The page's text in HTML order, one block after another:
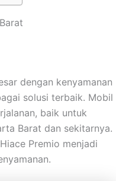
dengan kenyamanan
solusi terbaik. Mobil
baik untuk
Barat dan sekitarnya.
Premio menjadi